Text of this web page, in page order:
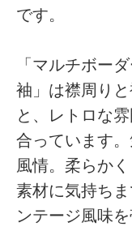
です。
「マルチボー
袖」は襟周り
と、レトロな
合っています
風情。柔らか
素材に気持ち
ンテージ風味